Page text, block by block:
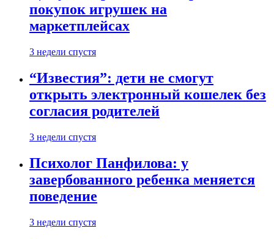
покупок игрушек на
маркетплейсах
3 недели спустя
“Известия”: дети не смогут
открыть электронный кошелек без
согласия родителей
3 недели спустя
Психолог Панфилова: у
завербованного ребенка меняется
поведение
3 недели спустя